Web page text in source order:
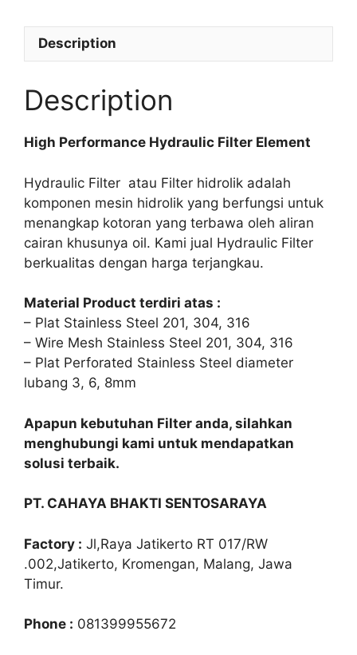
Description
Description
High Performance Hydraulic Filter Element
Hydraulic Filter atau Filter hidrolik adalah
komponen mesin hidrolik yang berfungsi untuk
menangkap kotoran yang terbawa oleh aliran
cairan khusunya oil. Kami jual Hydraulic Filter
berkualitas dengan harga terjangkau.
Material Product terdiri atas :
– Plat Stainless Steel 201, 304, 316
– Wire Mesh Stainless Steel 201, 304, 316
– Plat Perforated Stainless Steel diameter
lubang 3, 6, 8mm
Apapun kebutuhan Filter anda, silahkan
menghubungi kami untuk mendapatkan
solusi terbaik.
PT. CAHAYA BHAKTI SENTOSARAYA
Factory : Jl,Raya Jatikerto RT 017/RW
.002,Jatikerto, Kromengan, Malang, Jawa
Timur.
Phone : 081399955672